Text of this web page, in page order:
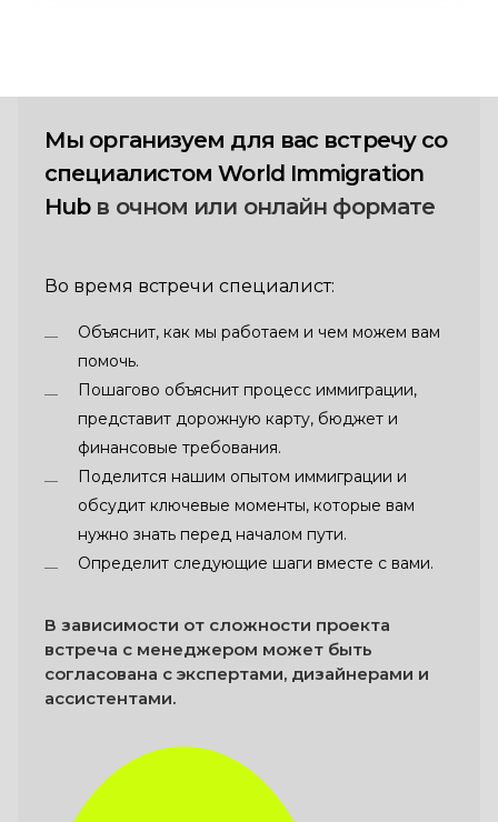
Мы организуем для вас встречу со
специалистом World Immigration
Hub в очном или онлайн формате
Во время встречи специалист:
Объяснит, как мы работаем и чем можем вам
помочь.
Пошагово объяснит процесс иммиграции,
представит дорожную карту, бюджет и
финансовые требования.
Поделится нашим опытом иммиграции и
обсудит ключевые моменты, которые вам
нужно знать перед началом пути.
Определит следующие шаги вместе с вами.
В зависимости от сложности проекта
встреча с менеджером может быть
согласована с экспертами, дизайнерами и
ассистентами.